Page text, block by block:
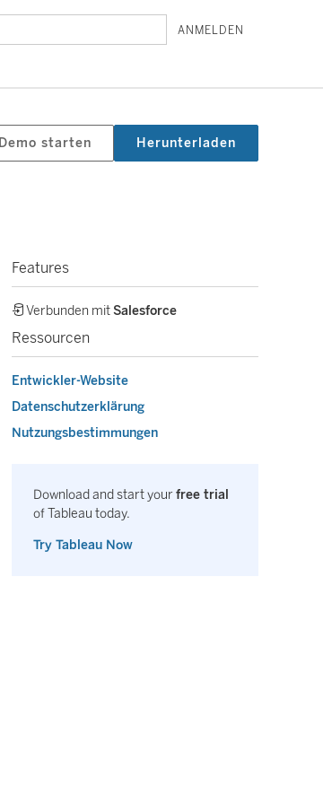
ANMELDEN
Demo starten Herunterladen
Features
Verbunden mitSalesforce
Ressourcen
Entwickler-Website
Datenschutzerklärung
Nutzungsbestimmungen
Download and start yourfree trial
of Tableau today.
Try Tableau Now